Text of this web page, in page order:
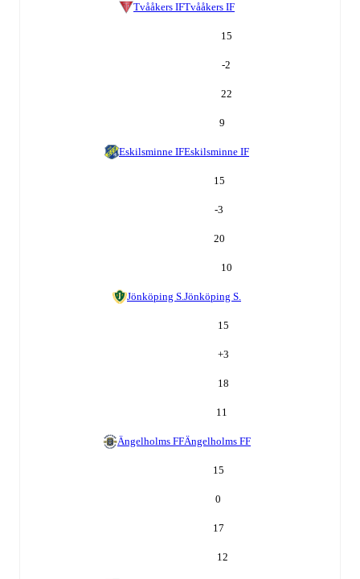
Tvååkers IFTvååkers IF
15
-2
22
9
Eskilsminne IFEskilsminne IF
15
-3
20
10
Jönköping S.Jönköping S.
15
+3
18
11
Ängelholms FFÄngelholms FF
15
0
17
12